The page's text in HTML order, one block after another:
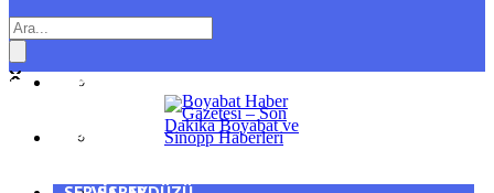
AYANCIK
GENEL
SPOR